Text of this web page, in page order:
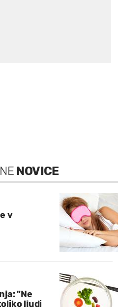
NOVICE
v
"Ne
ljudi